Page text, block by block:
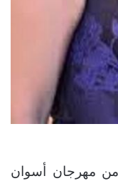
من مهرجان أسوان